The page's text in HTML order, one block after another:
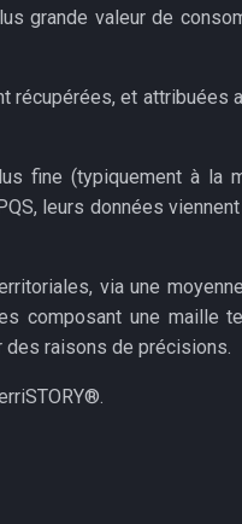
grande valeur de
récupérées, et attribuées
fine (typiquement à la
leurs données
via une
composant une maille
des raisons de précisions.